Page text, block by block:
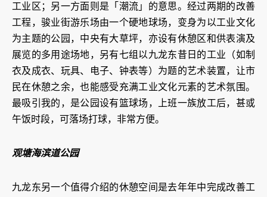
工业区；另一方面则是「潮流」的意思。经过两期的改善
工程，骏业街游乐场由一个硬地球场，变身为以工业文化
为主题的公园，中央有大草坪，亦设有休憩区和供表演及
展览的多用途场地，另有七组以九龙东昔日的工业（如制
衣及成衣、玩具、电子、钟表等）为题的艺术装置，让市
民在休憩之余，也能感受充满工业文化元素的艺术氛围。
最吸引我的，是公园设有篮球场，上班一族放工后，甚或
午饭时段，可落场打球，非常方便。
观塘海滨道公园
九龙东另一个值得介绍的休憩空间是去年年中完成改善工